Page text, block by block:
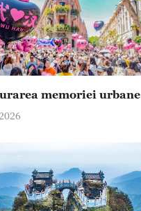
memoriei urbane